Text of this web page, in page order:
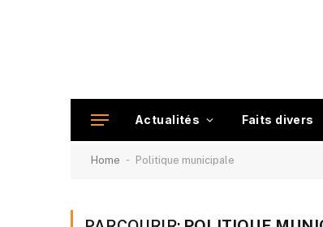
Actualités Faits divers
Home - Politique municipale